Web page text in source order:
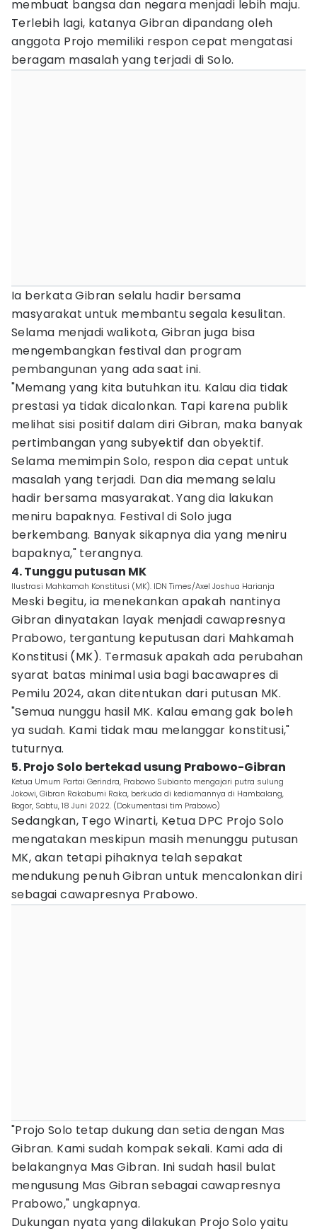
membuat bangsa dan negara menjadi lebih maju.
Terlebih lagi, katanya Gibran dipandang oleh
anggota Projo memiliki respon cepat mengatasi
beragam masalah yang terjadi di Solo.
Ia berkata Gibran selalu hadir bersama
masyarakat untuk membantu segala kesulitan.
Selama menjadi walikota, Gibran juga bisa
mengembangkan festival dan program
pembangunan yang ada saat ini.
"Memang yang kita butuhkan itu. Kalau dia tidak
prestasi ya tidak dicalonkan. Tapi karena publik
melihat sisi positif dalam diri Gibran, maka banyak
pertimbangan yang subyektif dan obyektif.
Selama memimpin Solo, respon dia cepat untuk
masalah yang terjadi. Dan dia memang selalu
hadir bersama masyarakat. Yang dia lakukan
meniru bapaknya. Festival di Solo juga
berkembang. Banyak sikapnya dia yang meniru
bapaknya," terangnya.
4. Tunggu putusan MK
Ilustrasi Mahkamah Konstitusi (MK). IDN Times/Axel Joshua Harianja
Meski begitu, ia menekankan apakah nantinya
Gibran dinyatakan layak menjadi cawapresnya
Prabowo, tergantung keputusan dari Mahkamah
Konstitusi (MK). Termasuk apakah ada perubahan
syarat batas minimal usia bagi bacawapres di
Pemilu 2024, akan ditentukan dari putusan MK.
"Semua nunggu hasil MK. Kalau emang gak boleh
ya sudah. Kami tidak mau melanggar konstitusi,"
tuturnya.
5. Projo Solo bertekad usung Prabowo-Gibran
Ketua Umum Partai Gerindra, Prabowo Subianto mengajari putra sulung
Jokowi, Gibran Rakabumi Raka, berkuda di kediamannya di Hambalang,
Bogor, Sabtu, 18 Juni 2022. (Dokumentasi tim Prabowo)
Sedangkan, Tego Winarti, Ketua DPC Projo Solo
mengatakan meskipun masih menunggu putusan
MK, akan tetapi pihaknya telah sepakat
mendukung penuh Gibran untuk mencalonkan diri
sebagai cawapresnya Prabowo.
"Projo Solo tetap dukung dan setia dengan Mas
Gibran. Kami sudah kompak sekali. Kami ada di
belakangnya Mas Gibran. Ini sudah hasil bulat
mengusung Mas Gibran sebagai cawapresnya
Prabowo," ungkapnya.
Dukungan nyata yang dilakukan Projo Solo yaitu